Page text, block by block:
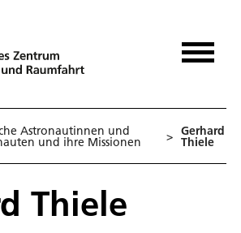
Astronautinnen und
und ih­re Missio­nen > Gerhard
Thiele
Thiele